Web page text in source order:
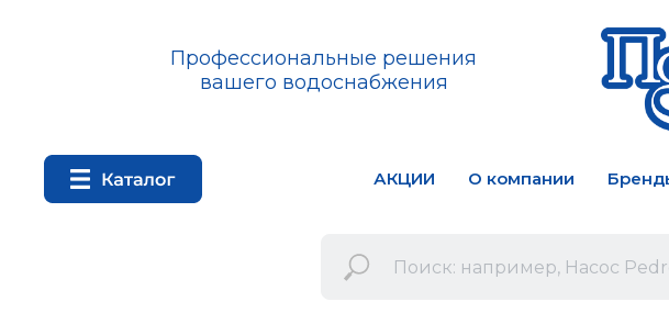
Профессиональные решения
вашего водоснабжения
АКЦИИ О компании